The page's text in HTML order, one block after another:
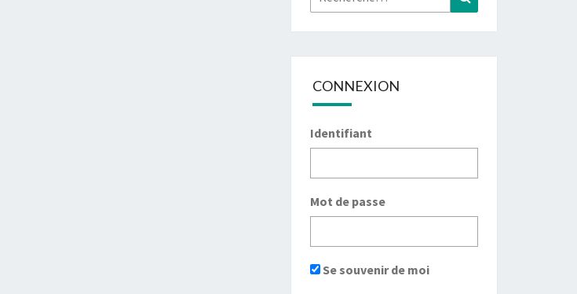
CONNEXION
Identifiant
Mot de passe
Se souvenir de moi